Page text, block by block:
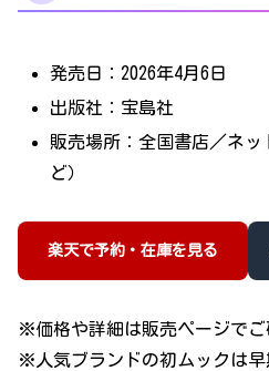
発売日：2026年4月6日
出版社：宝島社
販売場所：全国書店／ネッ
ど）
楽天で予約・在庫を見る
※価格や詳細は販売ページでご
※人気ブランドの初ムックは